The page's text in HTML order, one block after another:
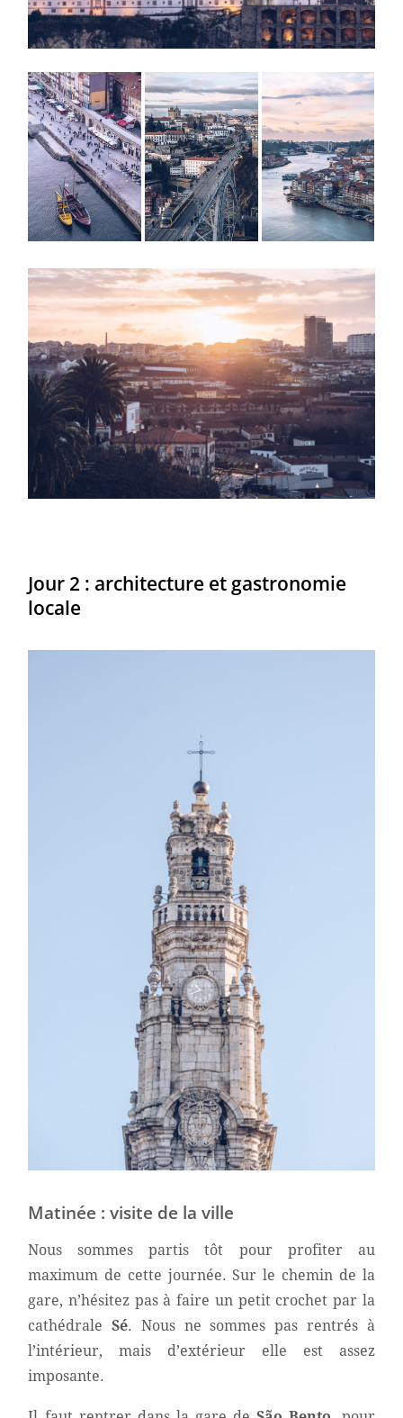
Jour 2 : architecture et gastronomie
locale
Matinée : visite de la ville
Nous sommes partis tôt pour profiter au
maximum de cette journée. Sur le chemin de la
gare, n’hésitez pas à faire un petit crochet par la
cathédrale Sé. Nous ne sommes pas rentrés à
l’intérieur, mais d’extérieur elle est assez
imposante.